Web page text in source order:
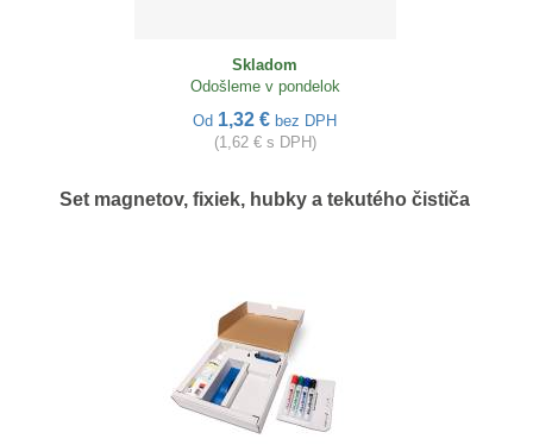
Skladom
Odošleme v pondelok
Od 1,32 € bez DPH
(1,62 € s DPH)
Set magnetov, fixiek, hubky a tekutého čističa